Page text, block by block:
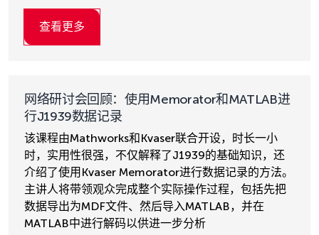
查看更多
网络研讨会回顾：使用Memorator和MATLAB进
行J1939数据记录
该课程由Mathworks和Kvaser联合开设，时长一小
时，实用性很强，不仅解释了J1939的基础知识，还
介绍了使用Kvaser Memorator进行数据记录的方法。
主讲人将带领观众完成整个实际操作过程，包括先把
数据导出为MDF文件、然后导入MATLAB，并在
MATLAB中进行解码以供进一步分析